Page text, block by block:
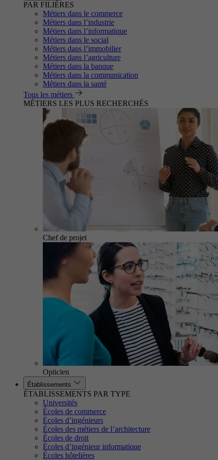
PAR FILIÈRES
Métiers dans le commerce
Métiers dans l’industrie
Métiers dans l’informatique
Métiers dans le social
Métiers dans l’immobilier
Métiers dans l’agriculture
Métiers dans la banque
Métiers dans la communication
Métiers dans la santé
Tous les métiers
MÉTIERS LES PLUS RECHERCHÉS
Chef de projet
Opticien
Établissements
ÉTABLISSEMENTS PAR TYPE
Universités
Écoles de commerce
Écoles d’ingénieurs
Écoles des métiers de l’architecture
Écoles de droit
Écoles d’ingénieur informatique
Écoles hôtelières